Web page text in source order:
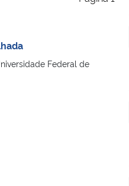
Federal de